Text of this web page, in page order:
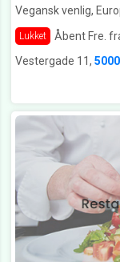
Vegansk venlig,
Lukket
Åbent Fre.
Vestergade 11,